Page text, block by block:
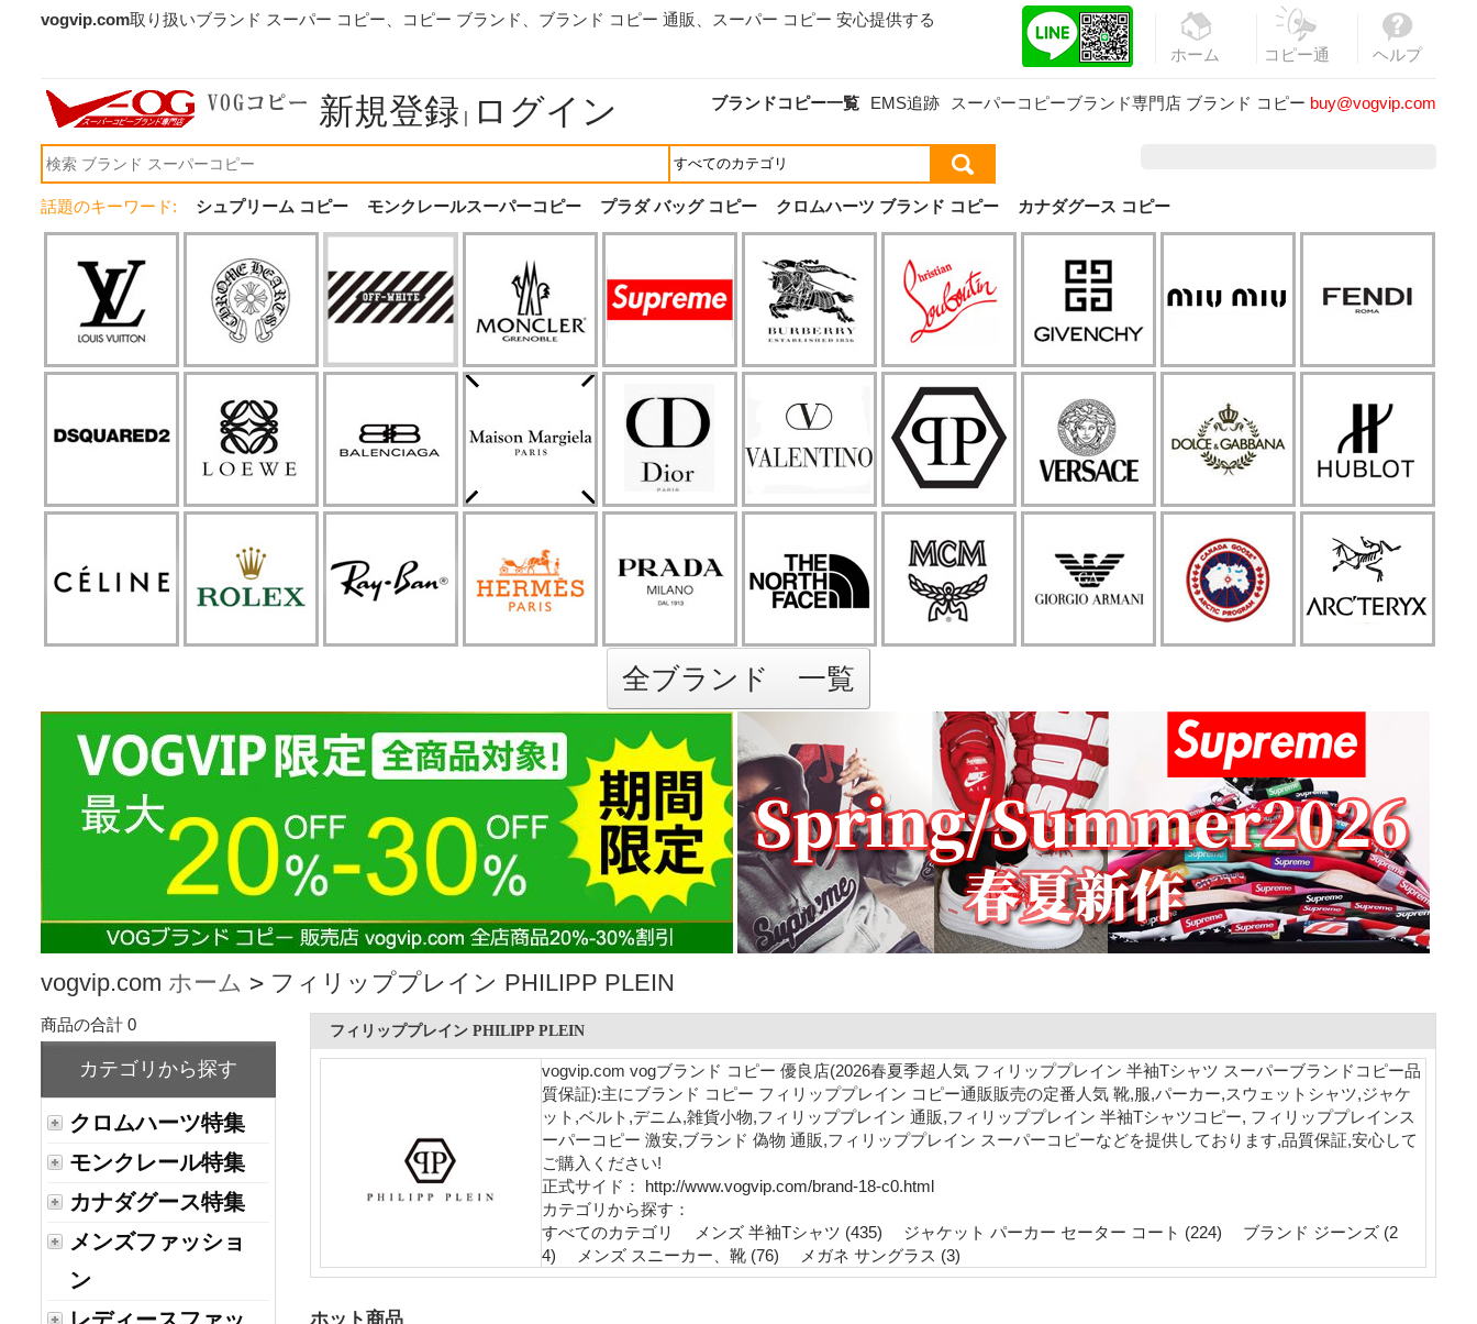
vogvip.com取り扱いブランド スーパー コピー、コピー ブランド、 ブランド コピー 通販
、スーパー コピー 安心提供する
ホーム
コピー通
ヘルプ
新規登録 | ログイン ブランドコピー一覧 EMS追跡 スーパーコピーブランド専門店 ブランド コピー buy@vogvip.com
話題のキーワード: シュプリーム コピー モンクレールスーパーコピー プラダ バッグ コピー クロムハーツ ブランド コピー カナダグース コピー
全ブランド 一覧
vogvip.com ホーム > フィリッププレイン PHILIPP PLEIN
商品の合計 0
カテゴリから探す
クロムハーツ特集
モンクレール特集
カナダグース特集
メンズファッショ
ン
フィリッププレイン PHILIPP PLEIN
vogvip.com vogブランド コピー 優良店(2026春夏季超人気 フィリッププレイン 半袖Tシャツ スーパーブランドコピー品
質保証):主にブランド コピー フィリッププレイン コピー通販販売の定番人気 靴,服,パーカー,スウェットシャツ,ジャケ
ット,ベルト,デニム,雑貨小物,フィリッププレイン 通販,フィリッププレイン 半袖Tシャツコピー, フィリッププレインス
ーパーコピー 激安,ブランド 偽物 通販,フィリッププレイン スーパーコピーなどを提供しております,品質保証,安心して
ご購入ください!
正式サイド： http://www.vogvip.com/brand-18-c0.html
カテゴリから探す：
すべてのカテゴリ
メンズ 半袖Tシャツ (435) ジャケット パーカー セーター コート (224)
ブランド ジーンズ (2
4)
メンズ スニーカー、靴 (76) メガネ サングラス (3)
ホット商品